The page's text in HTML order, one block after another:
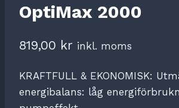
OptiMax 2000
819,00 kr inkl. moms
KRAFTFULL & EKONOMISK:
energibalans: låg